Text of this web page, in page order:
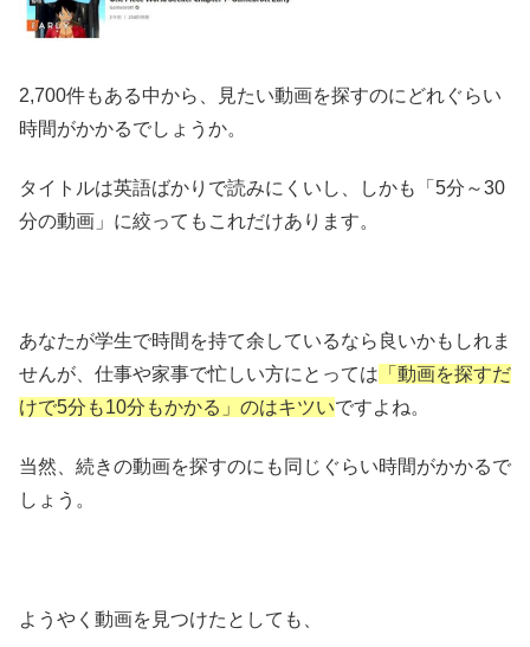
2,700件もある中から、見たい動画を探すのにどれぐらい
時間がかかるでしょうか。
タイトルは英語ばかりで読みにくいし、しかも「5分～30
分の動画」に絞ってもこれだけあります。
あなたが学生で時間を持て余しているなら良いかもしれま
せんが、仕事や家事で忙しい方にとっては 「動画を探すだ
けで5分も10分もかかる」のはキツいですよね。
当然、続きの動画を探すのにも同じぐらい時間がかかるで
しょう。
ようやく動画を見つけたとしても、